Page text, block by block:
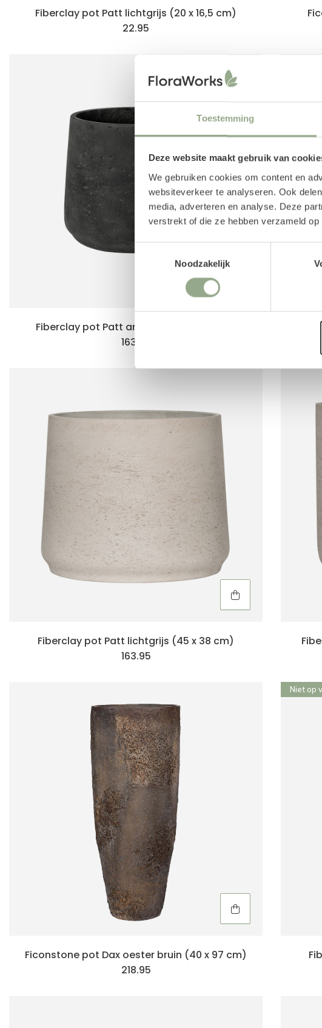
Toestemming
Deze website maakt gebruik van
We gebruiken cookies om content en
websiteverkeer te analyseren. Ook
media, adverteren en analyse. Deze
verstrekt of die ze hebben verzameld
Noodzakelijk
Fiberclay pot Patt lichtgrijs (20 x 16,5 cm)
22.95
Fiberclay pot Patt antraciet (45 x 38 cm)
163.95
Fiberclay pot Patt lichtgrijs (45 x 38 cm)
163.95
Ficonstone pot Dax oester bruin (40 x 97 cm)
218.95
Niet op